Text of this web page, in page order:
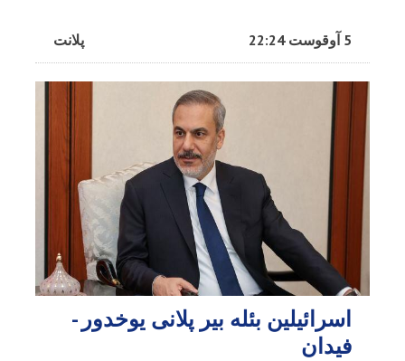
پلانت 5 آوقوست 22:24
اسرائیلین بئله بیر پلانی یوخدور -
فیدان